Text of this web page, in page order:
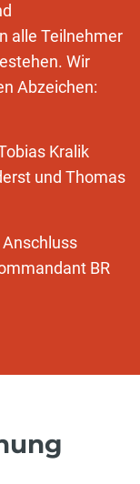
alle Teilnehmer
Wir
Abzeichen:
Kralik
und Thomas
BR